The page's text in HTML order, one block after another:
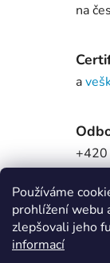
Používáme
prohlížení webu
zlepšovali jeho
informací
na
a
Popis